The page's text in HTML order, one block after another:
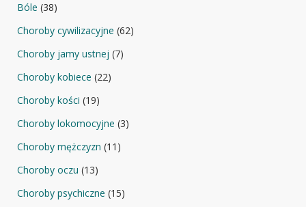
Bóle (38)
Choroby cywilizacyjne (62)
Choroby jamy ustnej (7)
Choroby kobiece (22)
Choroby kości (19)
Choroby lokomocyjne (3)
Choroby mężczyzn (11)
Choroby oczu (13)
Choroby psychiczne (15)